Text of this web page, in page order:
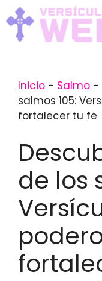
Skip
to
content
Inicio - Salmo -
salmos 105:
fortalecer tu fe
de los